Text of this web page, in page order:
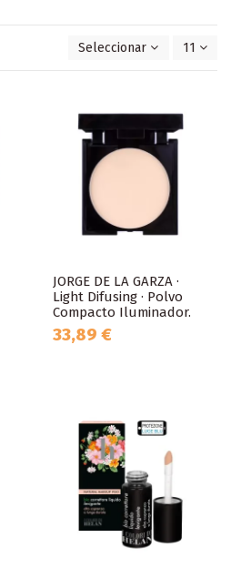
Seleccionar 11
JORGE DE LA GARZA ·
Light Difusing · Polvo
Compacto Iluminador.
33,89 €